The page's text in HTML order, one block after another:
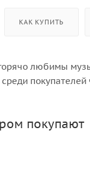
КАК КУПИТЬ
любимы
покупают